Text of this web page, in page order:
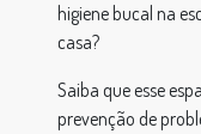
higiene bucal na
casa?
Saiba que esse
prevenção de